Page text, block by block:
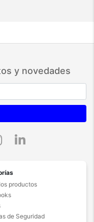
y novedades
productos
de Seguridad